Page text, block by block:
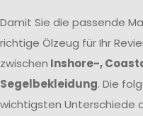
Damit Sie die passende
richtige Ölzeug für Ihr
zwischen Inshore-,
Segelbekleidung. Die
wichtigsten Unterschiede